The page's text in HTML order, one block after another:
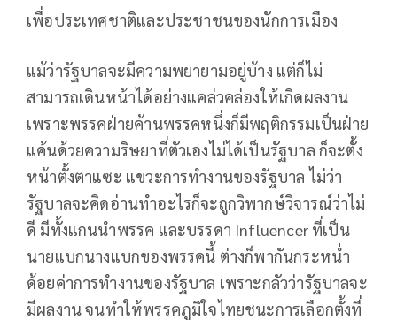
เพื่อประเทศชาติและประชาชนของนักการเมือง
แม้ว่ารัฐบาลจะมีความพยายามอยู่บ้าง แต่ก็ไม่
สามารถเดินหน้าได้อย่างแคล่วคล่องให้เกิดผลงาน
เพราะพรรคฝ่ายค้านพรรคหนึ่งก็มีพฤติกรรมเป็นฝ่าย
แค้นด้วยความริษยาที่ตัวเองไม่ได้เป็นรัฐบาล ก็จะตั้ง
หน้าตั้งตาแซะ แขวะการทำงานของรัฐบาล ไม่ว่า
รัฐบาลจะคิดอ่านทำอะไรก็จะถูกวิพากษ์วิจารณ์ว่าไม่
ดี มีทั้งแกนนำพรรค และบรรดา Influencer ที่เป็น
นายแบกนางแบกของพรรคนี้ ต่างก็พากันกระหน่ำ
ด้อยค่าการทำงานของรัฐบาล เพราะกลัวว่ารัฐบาลจะ
มีผลงาน จนทำให้พรรคภูมิใจไทยชนะการเลือกตั้งที่